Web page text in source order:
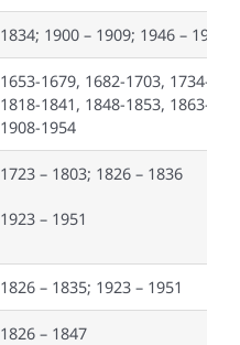
1834; 1900 – 1909; 1946 – 1947
1653-1679, 1682-1703, 1734-
1818-1841, 1848-1853, 1863-
1908-1954
1723 – 1803; 1826 – 1836
1923 – 1951
1826 – 1835; 1923 – 1951
1826 – 1847